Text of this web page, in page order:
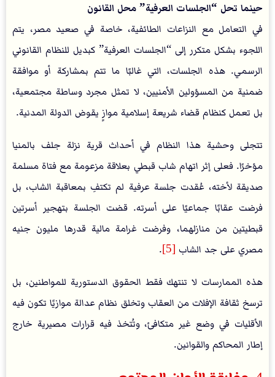
حينما تحل “الجلسات العرفية” محل القانون
في التعامل مع النزاعات الطائفية، خاصة في صعيد مصر، يتم
اللجوء بشكل متكرر إلى “الجلسات العرفية” كبديل للنظام القانوني
الرسمي. هذه الجلسات، التي غالبًا ما تتم بمشاركة أو موافقة
ضمنية من المسؤولين الأمنيين، لا تمثل مجرد وساطة مجتمعية،
بل تعمل كنظام قضاء شريعة إسلامية موازٍ يقوض الدولة المدنية.
تتجلى وحشية هذا النظام في أحداث قرية نزلة جلف بالمنيا
مؤخرًا. فعلى إثر اتهام شاب قبطي بعلاقة مزعومة مع فتاة مسلمة
صديقة لأخته، عُقدت جلسة عرفية لم تكتفِ بمعاقبة الشاب، بل
فرضت عقابًا جماعيًا على أسرته. قضت الجلسة بتهجير أسرتين
قبطيتين من منازلهما، وفرضت غرامة مالية قدرها مليون جنيه
مصري على جد الشاب [5]
.
هذه الممارسات لا تنتهك فقط الحقوق الدستورية للمواطنين، بل
ترسخ ثقافة الإفلات من العقاب وتخلق نظام عدالة موازيًا تكون فيه
الأقليات في وضع غير متكافئ، وتُتخذ فيه قرارات مصيرية خارج
إطار المحاكم والقوانين.